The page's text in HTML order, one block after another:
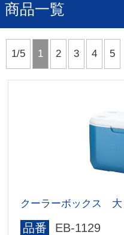
商品一覧
1/5 1 2 3 4 5
クーラーボックス 大
品番 EB-1129